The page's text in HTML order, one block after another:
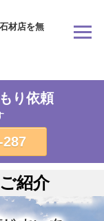
材店を無
り依頼
287
紹介